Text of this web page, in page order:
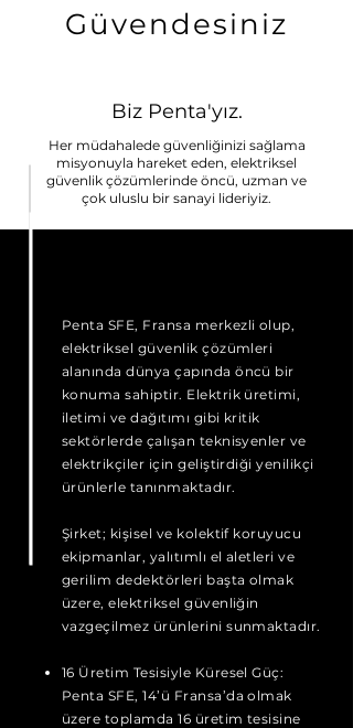
Güvendesiniz
Biz Penta'yız.
Her müdahalede güvenliğinizi sağlama
misyonuyla hareket eden, elektriksel
güvenlik çözümlerinde öncü, uzman ve
çok uluslu bir sanayi lideriyiz.
Penta SFE, Fransa merkezli olup,
elektriksel güvenlik çözümleri
alanında dünya çapında öncü bir
konuma sahiptir. Elektrik üretimi,
iletimi ve dağıtımı gibi kritik
sektörlerde çalışan teknisyenler ve
elektrikçiler için geliştirdiği yenilikçi
ürünlerle tanınmaktadır.
Şirket; kişisel ve kolektif koruyucu
ekipmanlar, yalıtımlı el aletleri ve
gerilim dedektörleri başta olmak
üzere, elektriksel güvenliğin
vazgeçilmez ürünlerini sunmaktadır.​
16 Üretim Tesisiyle Küresel Güç:
Penta SFE, 14’ü Fransa’da olmak
üzere toplamda 16 üretim tesisine